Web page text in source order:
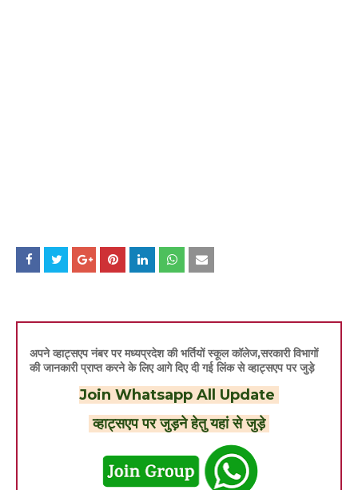
अपने व्हाट्सएप नंबर पर मध्यप्रदेश की भर्तियों स्कूल कॉलेज,सरकारी विभागों
की जानकारी प्राप्त करने के लिए आगे दिए दी गई लिंक से व्हाट्सएप पर जुड़े
Join Whatsapp All Update
व्हाट्सएप पर जुड़ने हेतु यहां से जुड़े